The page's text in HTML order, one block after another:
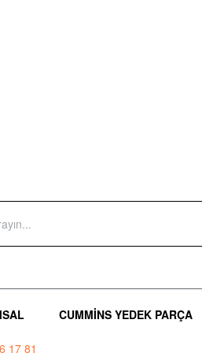
CUMMINS YEDEK PARÇA
17 81